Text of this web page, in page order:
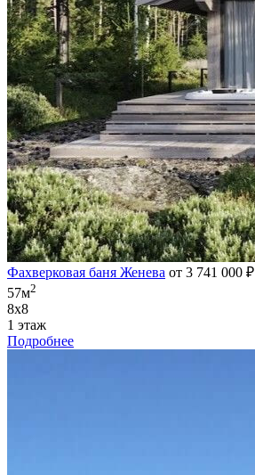
Фахверковая баня Женева от 3 741 000 ₽
57м2
8х8
1 этаж
Подробнее